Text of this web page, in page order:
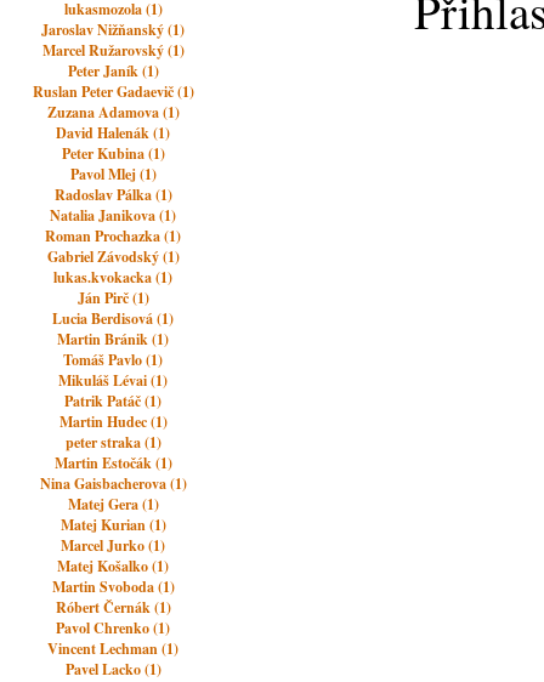
lukasmozola (1)
Jaroslav Nižňanský (1)
Marcel Ružarovský (1)
Peter Janík (1)
Ruslan Peter Gadaevič (1)
Zuzana Adamova (1)
David Halenák (1)
Peter Kubina (1)
Pavol Mlej (1)
Radoslav Pálka (1)
Natalia Janikova (1)
Roman Prochazka (1)
Gabriel Závodský (1)
lukas.kvokacka (1)
Ján Pirč (1)
Lucia Berdisová (1)
Martin Bránik (1)
Tomáš Pavlo (1)
Mikuláš Lévai (1)
Patrik Patáč (1)
Martin Hudec (1)
peter straka (1)
Martin Estočák (1)
Nina Gaisbacherova (1)
Matej Gera (1)
Matej Kurian (1)
Marcel Jurko (1)
Matej Košalko (1)
Martin Svoboda (1)
Róbert Černák (1)
Pavol Chrenko (1)
Vincent Lechman (1)
Pavel Lacko (1)